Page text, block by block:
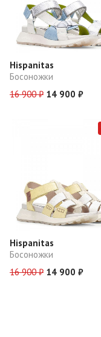
Hispanitas
Босоножки
16 900 ₽ 14 900 ₽
Hispanitas
Босоножки
16 900 ₽ 14 900 ₽